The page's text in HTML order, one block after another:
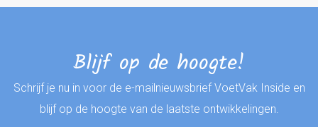
Blijf op de hoogte!
Schrijf je nu in voor de e-mailnieuwsbrief VoetVak Inside en
blijf op de hoogte van de laatste ontwikkelingen.